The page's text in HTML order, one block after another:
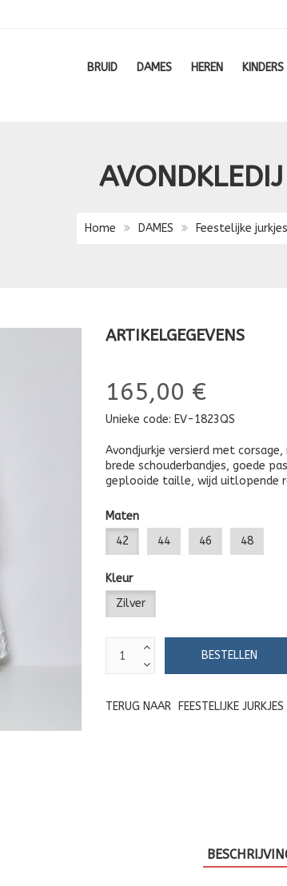
BRUID DAMES HEREN KINDERS
Home DAMES Feestelijke jurkjes
ARTIKELGEGEVENS
165,00 €
Unieke code: EV-1823QS
Avondjurkje versierd met
brede schouderbandjes, goede
geplooide taille, wijd uitlopende
Maten
42
44 46 48
Kleur
Zilver
TERUG NAAR FEESTELIJKE JURKJES